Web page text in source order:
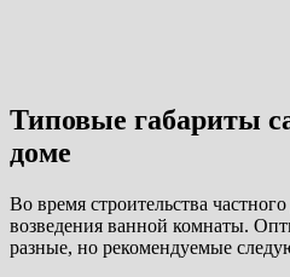
Типовые габариты
доме
Во время строительства
возведения ванной комнаты.
разные, но рекомендуемые